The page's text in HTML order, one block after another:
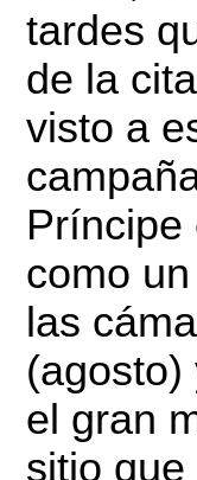
tardes
de la
visto a
Príncipe
como
las
el gran
sitio